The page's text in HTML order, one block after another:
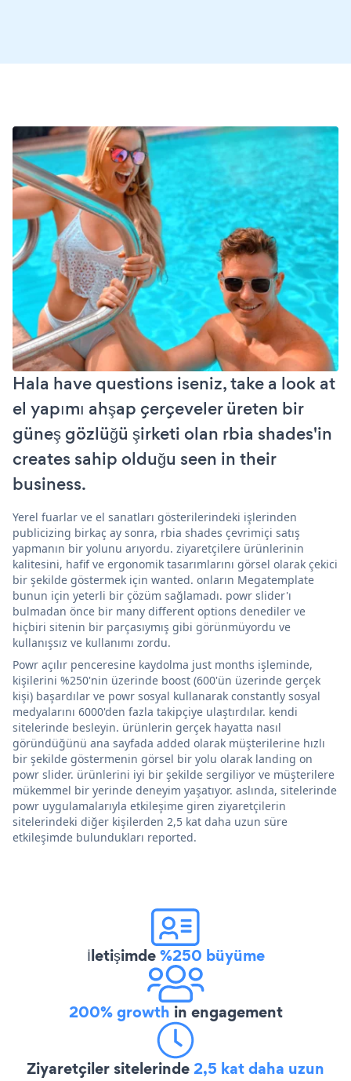
Hala have questions iseniz, take a look at
el yapımı ahşap çerçeveler üreten bir
güneş gözlüğü şirketi olan rbia shades'in
creates sahip olduğu seen in their
business.
Yerel fuarlar ve el sanatları gösterilerindeki işlerinden
publicizing birkaç ay sonra, rbia shades çevrimiçi satış
yapmanın bir yolunu arıyordu. ziyaretçilere ürünlerinin
kalitesini, hafif ve ergonomik tasarımlarını görsel olarak çekici
bir şekilde göstermek için wanted. onların Megatemplate
bunun için yeterli bir çözüm sağlamadı. powr slider'ı
bulmadan önce bir many different options denediler ve
hiçbiri sitenin bir parçasıymış gibi görünmüyordu ve
kullanışsız ve kullanımı zordu.
Powr açılır penceresine kaydolma just months işleminde,
kişilerini %250'nin üzerinde boost (600'ün üzerinde gerçek
kişi) başardılar ve powr sosyal kullanarak constantly sosyal
medyalarını 6000'den fazla takipçiye ulaştırdılar. kendi
sitelerinde besleyin. ürünlerin gerçek hayatta nasıl
göründüğünü ana sayfada added olarak müşterilerine hızlı
bir şekilde göstermenin görsel bir yolu olarak landing on
powr slider. ürünlerini iyi bir şekilde sergiliyor ve müşterilere
mükemmel bir yerinde deneyim yaşatıyor. aslında, sitelerinde
powr uygulamalarıyla etkileşime giren ziyaretçilerin
sitelerindeki diğer kişilerden 2,5 kat daha uzun süre
etkileşimde bulundukları reported.
İletişimde%250 büyüme
200% growth in engagement
Ziyaretçiler sitelerinde2,5 kat daha uzun